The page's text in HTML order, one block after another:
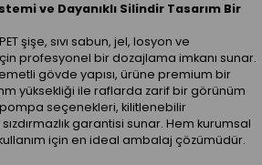
ve Dayanıklı Silindir Tasarım Bir
şişe, sıvı sabun, jel, losyon ve
profesyonel bir dozajlama imkanı sunar.
gövde yapısı, ürüne premium bir
yüksekliği ile raflarda zarif bir görünüm
seçenekleri, kilitlenebilir
garantisi sunar. Hem kurumsal
için en ideal ambalaj çözümüdür.